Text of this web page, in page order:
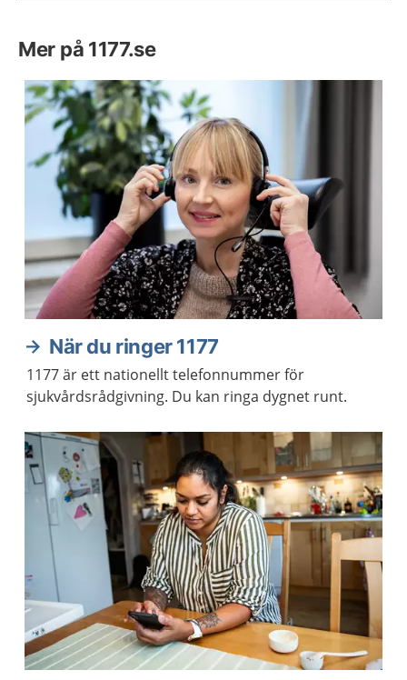
Mer på 1177.se
När du ringer 1177
1177 är ett nationellt telefonnummer för
sjukvårdsrådgivning. Du kan ringa dygnet runt.